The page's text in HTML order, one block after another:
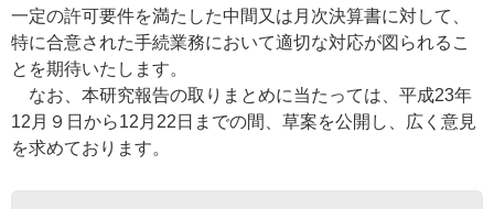
一定の許可要件を満たした中間又は月次決算書に対して、
特に合意された手続業務において適切な対応が図られるこ
とを期待いたします。
なお、本研究報告の取りまとめに当たっては、平成23年
12月９日から12月22日までの間、草案を公開し、広く意見
を求めております。